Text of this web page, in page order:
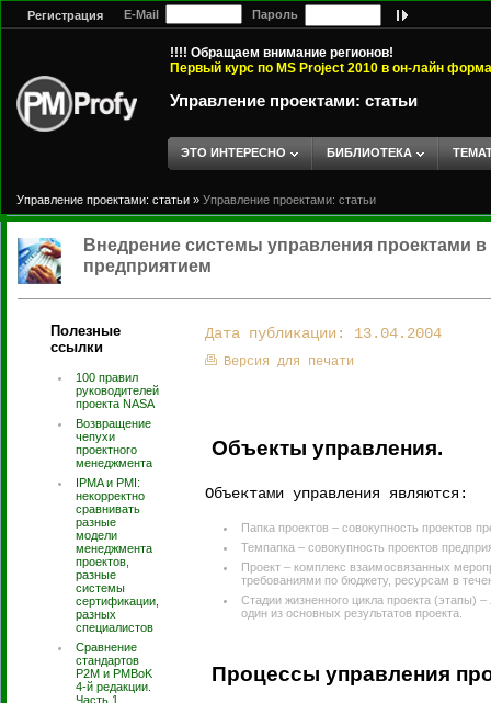
Регистрация E-Mail Пароль
!!!! Обращаем внимание регионов!
Первый курс по MS Project 2010 в он-лайн
Управление проектами: статьи
ЭТО ИНТЕРЕСНО БИБЛИОТЕКА
Управление проектами: статьи » Управление проектами: статьи
Внедрение системы управления проектами
предприятием
Полезные
ссылки
100 правил
руководителей
проекта NASA
Возвращение
чепухи
проектного
менеджмента
IPMA и PMI:
некорректно
сравнивать
разные
модели
менеджмента
проектов,
разные
системы
сертификации,
разных
специалистов
Сравнение
стандартов
P2M и PMBoK
4-й редакции.
Часть 1
Дата публикации: 13.04.2004
Версия для печати
Объекты управления.
Объектами управления являются:
Папка проектов – совокупность проектов
Темпапка – совокупность проектов
Проект – комплекс взаимосвязанных
требованиями по бюджету, ресурсам в
Стадии жизненного цикла проекта (этапы)
один из основных результатов проекта.
Процессы управления